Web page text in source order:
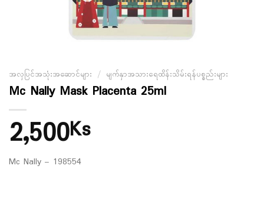
အလှပြင်အသုံးအဆောင်များ / မျက်နှာအသားရေထိန်းသိမ်းရန်ပစ္စည်းများ
Mc Nally Mask Placenta 25ml
2,500Ks
Mc Nally – 198554